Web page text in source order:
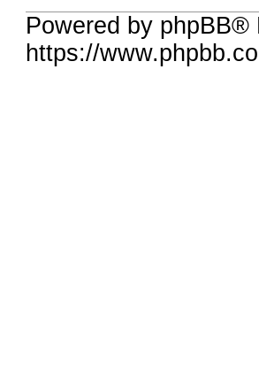
Powered by
https://